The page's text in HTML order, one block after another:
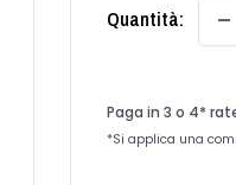
Quantità: